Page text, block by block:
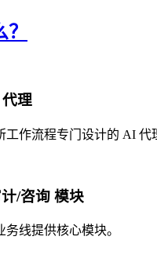
理
工作流程专门设计的 AI 代
/咨询 模块
线提供核心模块。